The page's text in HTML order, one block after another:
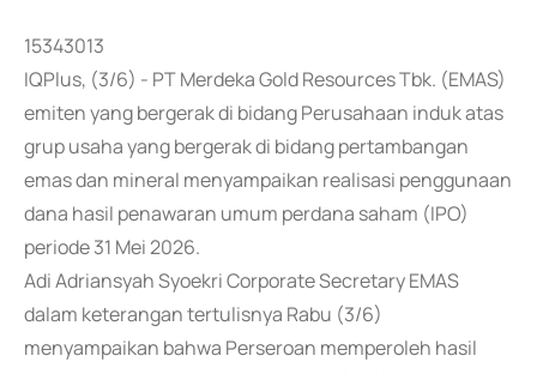
15343013
IQPlus, (3/6) - PT Merdeka Gold Resources Tbk. (EMAS)
emiten yang bergerak di bidang Perusahaan induk atas
grup usaha yang bergerak di bidang pertambangan
emas dan mineral menyampaikan realisasi penggunaan
dana hasil penawaran umum perdana saham (IPO)
periode 31 Mei 2026.
Adi Adriansyah Syoekri Corporate Secretary EMAS
dalam keterangan tertulisnya Rabu (3/6)
menyampaikan bahwa Perseroan memperoleh hasil